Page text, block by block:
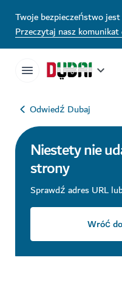
Twoje bezpieczeństwo
Przeczytaj nasz
Odwiedź Dubaj
Niestety nie
strony
Sprawdź adres URL
Wróć